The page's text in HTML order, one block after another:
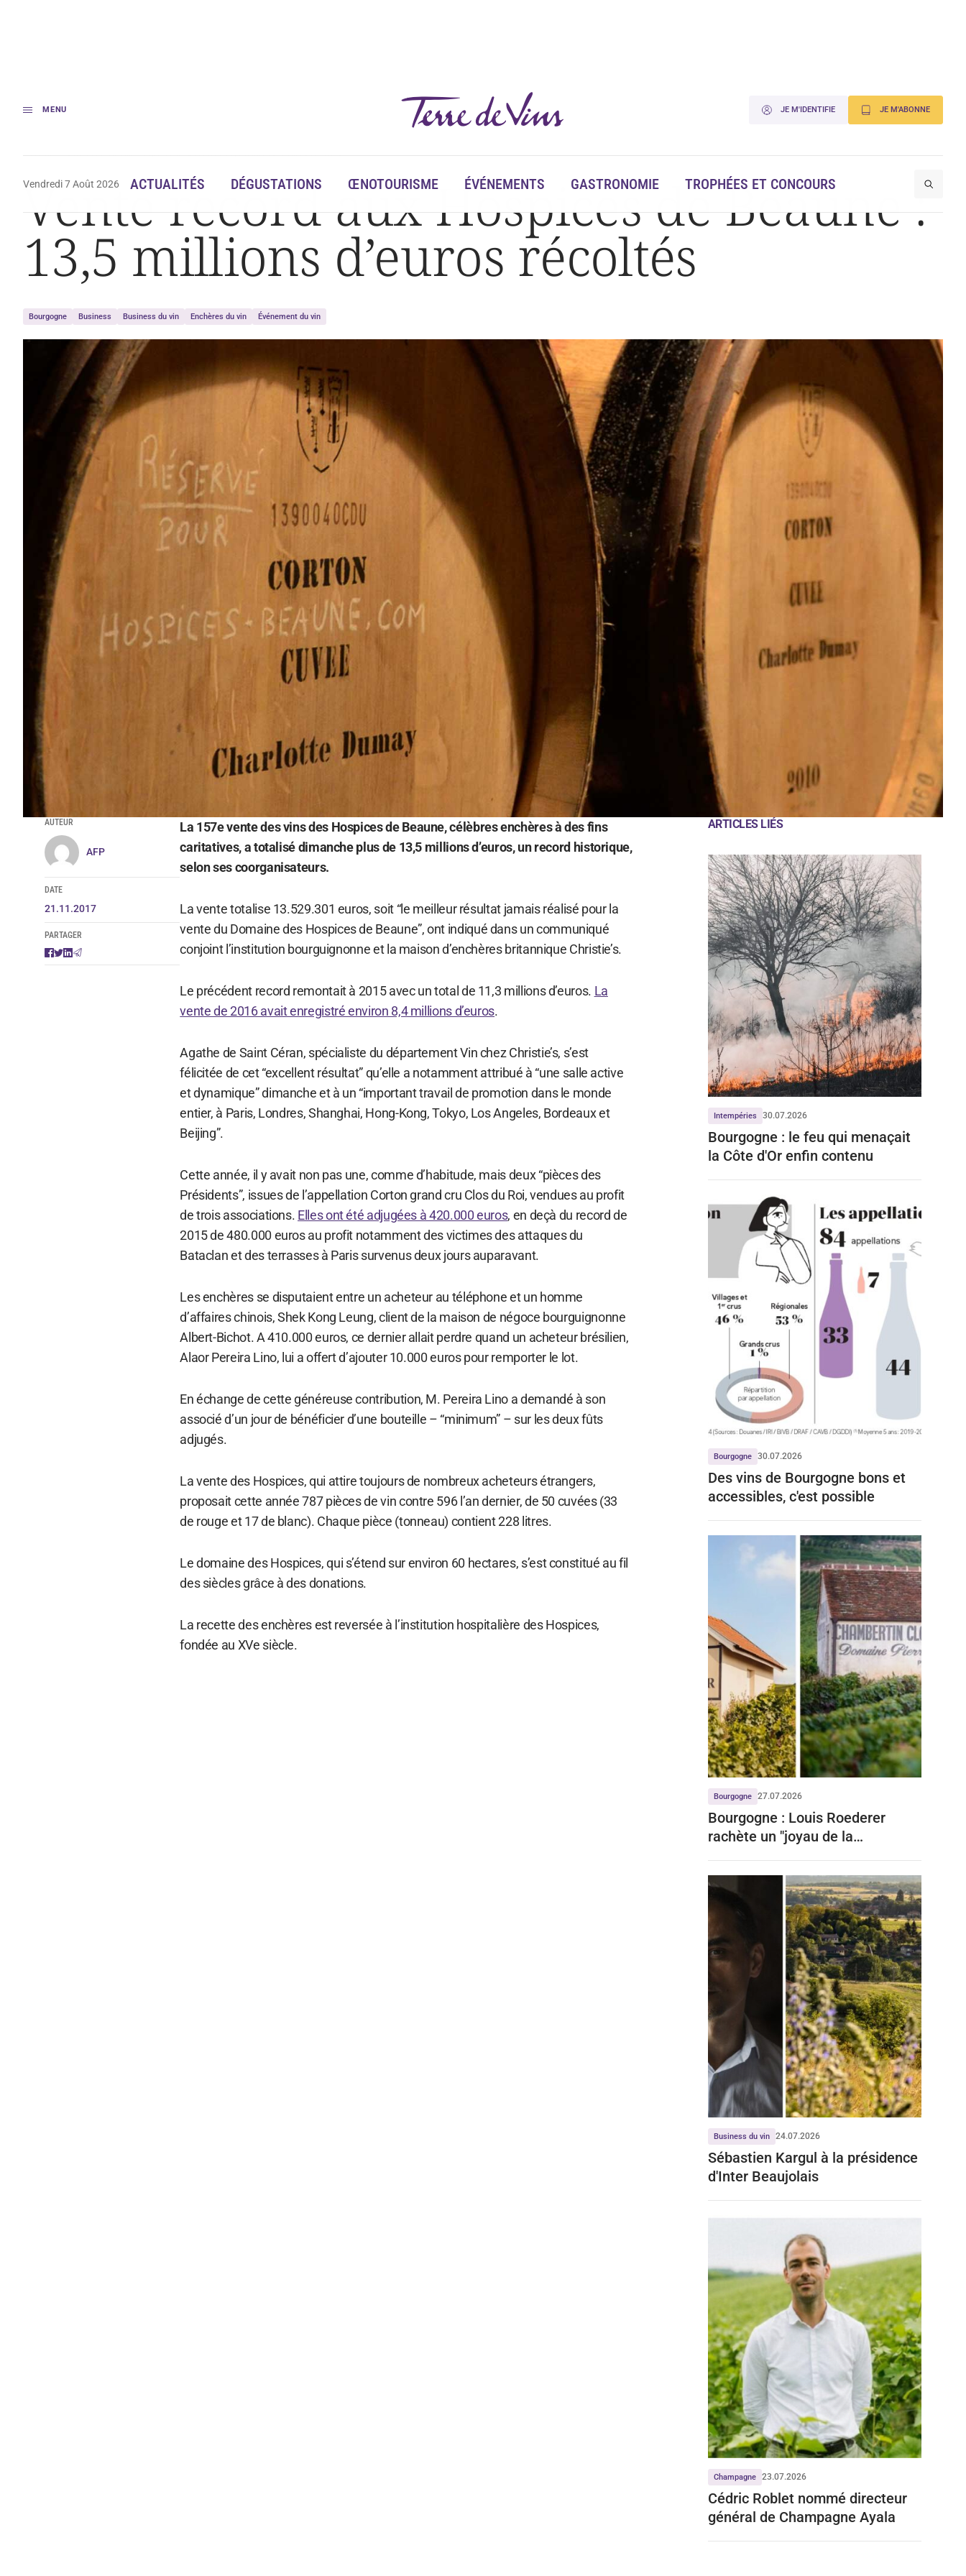
MENU JE M'IDENTIFIE JE M'ABONNE
Vendredi 7 Août 2026 ACTUALITÉS DÉGUSTATIONS ŒNOTOURISME ÉVÉNEMENTS GASTRONOMIE TROPHÉES ET CONCOURS
Accueil Vente record aux Hospices de Beaune : 13,5 millions d’euros récoltés
Vente record aux Hospices de Beaune :
13,5 millions d’euros récoltés
Bourgogne Business Business du vin Enchères du vin Événement du vin
AUTEUR
AFP
DATE
21.11.2017
PARTAGER
La 157e vente des vins des Hospices de Beaune, célèbres enchères à des fins
caritatives, a totalisé dimanche plus de 13,5 millions d’euros, un record historique,
selon ses coorganisateurs.
La vente totalise 13.529.301 euros, soit “le meilleur résultat jamais réalisé pour la
vente du Domaine des Hospices de Beaune”, ont indiqué dans un communiqué
conjoint l’institution bourguignonne et la maison d’enchères britannique Christie’s.
Le précédent record remontait à 2015 avec un total de 11,3 millions d’euros. La
vente de 2016 avait enregistré environ 8,4 millions d’euros.
Agathe de Saint Céran, spécialiste du département Vin chez Christie’s, s’est
félicitée de cet “excellent résultat” qu’elle a notamment attribué à “une salle active
et dynamique” dimanche et à un “important travail de promotion dans le monde
entier, à Paris, Londres, Shanghai, Hong-Kong, Tokyo, Los Angeles, Bordeaux et
Beijing”.
Cette année, il y avait non pas une, comme d’habitude, mais deux “pièces des
Présidents”, issues de l’appellation Corton grand cru Clos du Roi, vendues au profit
de trois associations. Elles ont été adjugées à 420.000 euros, en deçà du record de
2015 de 480.000 euros au profit notamment des victimes des attaques du
Bataclan et des terrasses à Paris survenus deux jours auparavant.
Les enchères se disputaient entre un acheteur au téléphone et un homme
d’affaires chinois, Shek Kong Leung, client de la maison de négoce bourguignonne
Albert-Bichot. A 410.000 euros, ce dernier allait perdre quand un acheteur brésilien,
Alaor Pereira Lino, lui a offert d’ajouter 10.000 euros pour remporter le lot.
En échange de cette généreuse contribution, M. Pereira Lino a demandé à son
associé d’un jour de bénéficier d’une bouteille – “minimum” – sur les deux fûts
adjugés.
La vente des Hospices, qui attire toujours de nombreux acheteurs étrangers,
proposait cette année 787 pièces de vin contre 596 l’an dernier, de 50 cuvées (33
de rouge et 17 de blanc). Chaque pièce (tonneau) contient 228 litres.
Le domaine des Hospices, qui s’étend sur environ 60 hectares, s’est constitué au fil
des siècles grâce à des donations.
La recette des enchères est reversée à l’institution hospitalière des Hospices,
fondée au XVe siècle.
ARTICLES LIÉS
Intempéries 30.07.2026
Bourgogne : le feu qui menaçait
la Côte d'Or enfin contenu
Bourgogne 30.07.2026
Des vins de Bourgogne bons et
accessibles, c'est possible
Bourgogne 27.07.2026
Bourgogne : Louis Roederer
rachète un "joyau de la
Business du vin 24.07.2026
Sébastien Kargul à la présidence
d'Inter Beaujolais
Champagne 23.07.2026
Cédric Roblet nommé directeur
général de Champagne Ayala